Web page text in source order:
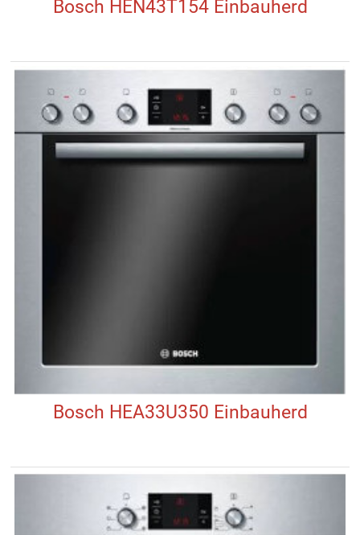
Bosch HEN43T154 Einbauherd
Bosch HEA33U350 Einbauherd